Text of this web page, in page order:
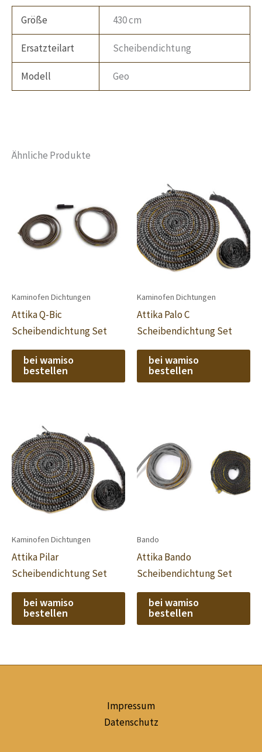
Größe 430 cm
Ersatzteilart Scheibendichtung
Modell Geo
Ähnliche Produkte
Kaminofen Dichtungen
Attika Q-Bic
Scheibendichtung Set
bei wamiso
bestellen
Kaminofen Dichtungen
Attika Palo C
Scheibendichtung Set
bei wamiso
bestellen
Kaminofen Dichtungen
Attika Pilar
Scheibendichtung Set
bei wamiso
bestellen
Bando
Attika Bando
Scheibendichtung Set
bei wamiso
bestellen
Impressum
Datenschutz